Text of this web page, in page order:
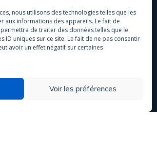
nous utilisons des technologies telles que les
aux informations des appareils. Le fait de
de traiter des données telles que le
ID uniques sur ce site. Le fait de ne pas consentir
avoir un effet négatif sur certaines
Voir les préférences